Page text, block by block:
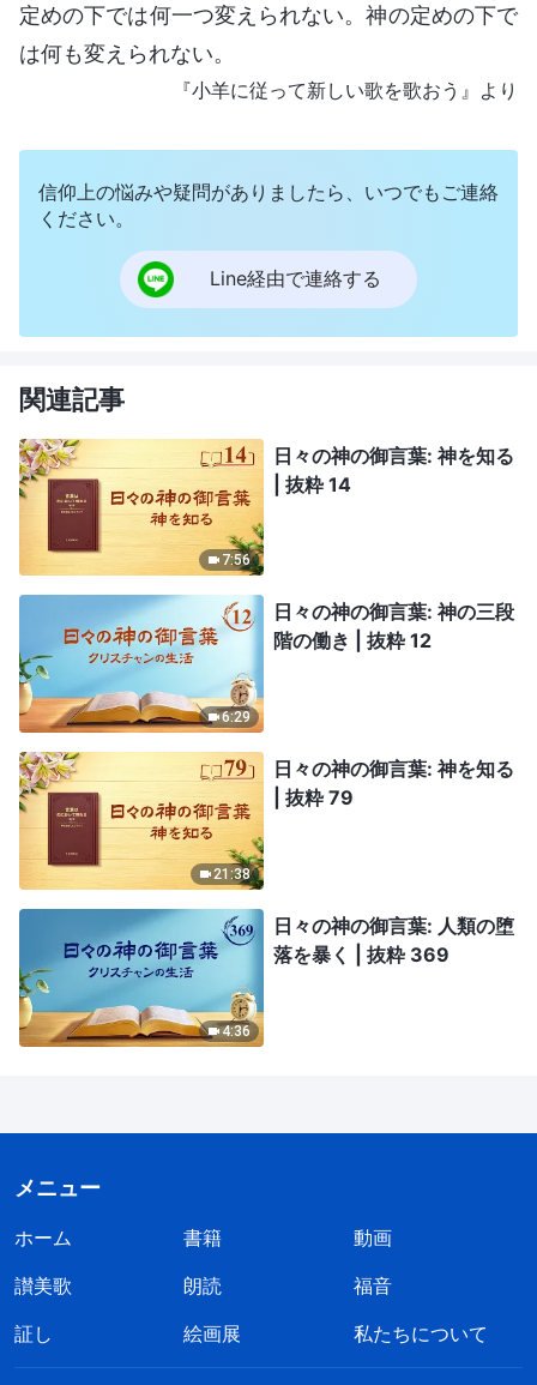
定めの下では何一つ変えられない。神の定めの下で
は何も変えられない。
『小羊に従って新しい歌を歌おう』より
信仰上の悩みや疑問がありましたら、いつでもご連絡
ください。
Line経由で連絡する
関連記事
7:56
日々の神の御言葉: 神を知る
| 抜粋 14
6:29
日々の神の御言葉: 神の三段
階の働き | 抜粋 12
21:38
日々の神の御言葉: 神を知る
| 抜粋 79
4:36
日々の神の御言葉: 人類の堕
落を暴く | 抜粋 369
メニュー
ホーム 書籍
動画
讃美歌
朗読
福音
証し
絵画展 私たちについて